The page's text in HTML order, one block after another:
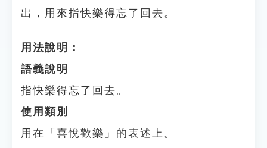
出，用來指快樂得忘了回去。
用法說明：
語義說明
指快樂得忘了回去。
使用類別
用在「喜悅歡樂」的表述上。